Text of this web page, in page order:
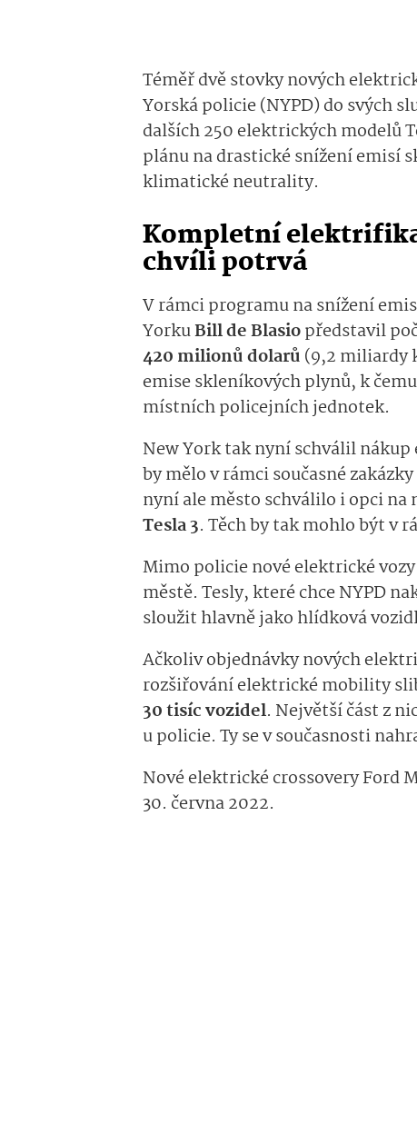
Téměř dvě stovky nových
Yorská policie (NYPD) do svých
dalších 250 elektrických modelů
plánu na drastické snížení emisí
klimatické neutrality.
Kompletní
chvíli potrvá
V rámci programu na snížení
YorkuBill de Blasiopředstavil
420 milionů dolarů (9,2 miliardy
emise skleníkových plynů, k
místních policejních jednotek.
New York tak nyní schválil
by mělo v rámci současné
nyní ale město schválilo i opci
Tesla 3. Těch by tak mohlo být v
Mimo policie nové elektrické
městě. Tesly, které chce NYPD
sloužit hlavně jako hlídková
Ačkoliv objednávky nových
rozšiřování elektrické mobility
30 tisíc vozidel. Největší část z
u policie. Ty se v současnosti
Nové elektrické crossovery Ford
30. června 2022.